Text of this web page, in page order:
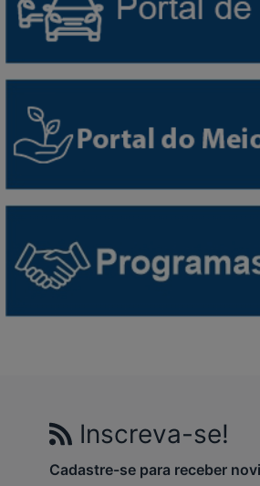
Inscreva-se!
Cadastre-se para receber